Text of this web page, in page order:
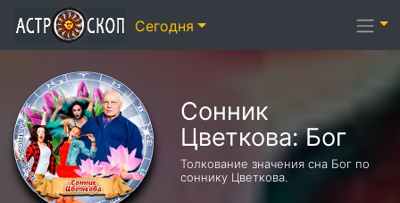
Сонник
Цветкова: Бог
Толкование значения сна Бог по
соннику Цветкова.
Сегодня